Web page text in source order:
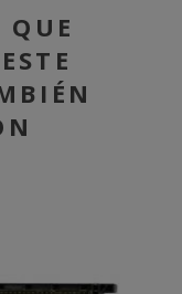
QUE